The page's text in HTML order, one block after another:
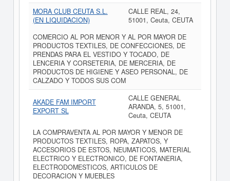
MORA CLUB CEUTA S.L.
(EN LIQUIDACION)
CALLE REAL, 24,
51001, Ceuta, CEUTA
COMERCIO AL POR MENOR Y AL POR MAYOR DE
PRODUCTOS TEXTILES, DE CONFECCIONES, DE
PRENDAS PARA EL VESTIDO Y TOCADO, DE
LENCERIA Y CORSETERIA, DE MERCERIA, DE
PRODUCTOS DE HIGIENE Y ASEO PERSONAL, DE
CALZADO Y TODOS SUS COM
AKADE FAM IMPORT
EXPORT SL
CALLE GENERAL
ARANDA, 5, 51001,
Ceuta, CEUTA
LA COMPRAVENTA AL POR MAYOR Y MENOR DE
PRODUCTOS TEXTILES, ROPA, ZAPATOS, Y
ACCESORIOS DE ESTOS, NEUMATICOS, MATERIAL
ELECTRICO Y ELECTRONICO, DE FONTANERIA,
ELECTRODOMESTICOS, ARTICULOS DE
DECORACION Y MUEBLES